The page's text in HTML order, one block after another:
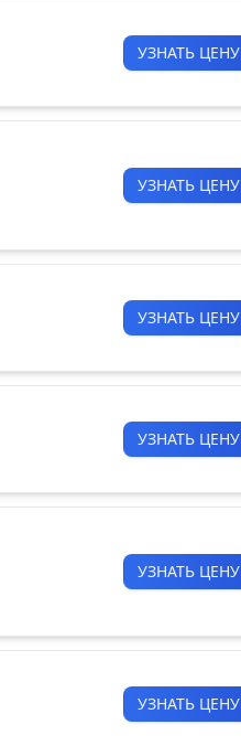
УЗНАТЬ ЦЕНУ
УЗНАТЬ ЦЕНУ
УЗНАТЬ ЦЕНУ
УЗНАТЬ ЦЕНУ
УЗНАТЬ ЦЕНУ
УЗНАТЬ ЦЕНУ